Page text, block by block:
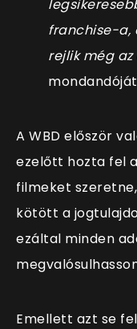
franchise-a,
rejlik még az
A WBD először
ezelőtt hozta fel
filmeket
kötött a
ezáltal minden
Emellett azt se